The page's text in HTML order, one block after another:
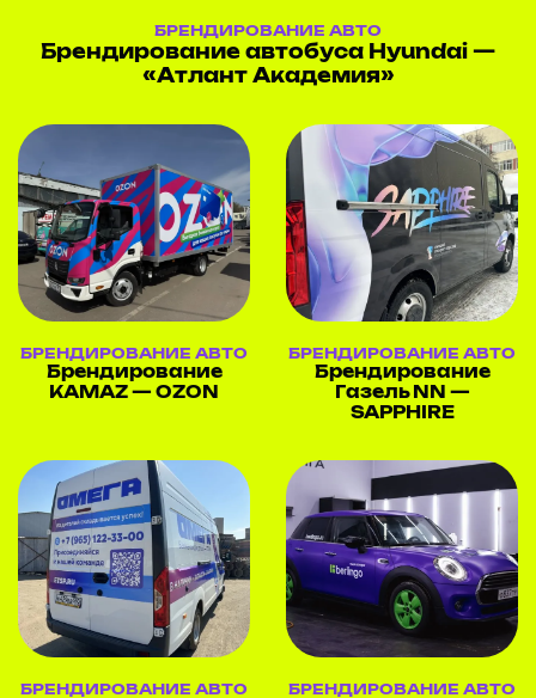
БРЕНДИРОВАНИЕ АВТО
Брендирование автобуса Hyundai —
«Атлант Академия»
БРЕНДИРОВАНИЕ АВТО
Брендирование
KAMAZ — OZON
БРЕНДИРОВАНИЕ АВТО
Брендирование
Газель NN —
SAPPHIRE
БРЕНДИРОВАНИЕ АВТО БРЕНДИРОВАНИЕ АВТО